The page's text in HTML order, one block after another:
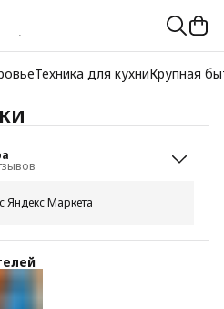
Техника для кухниКрупная
Яндекс Маркета
47